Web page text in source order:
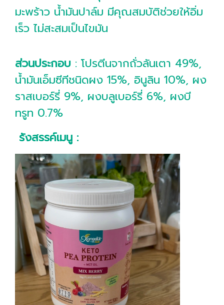
มะพร้าว น้ำมันปาล์ม มีคุณสมบัติช่วยให้อิ่ม
เร็ว ไม่สะสมเป็นไขมัน
ส่วนประกอบ : โปรตีนจากถั่วลันเตา 49%,
น้ำมันเอ็มซีทีชนิดผง 15%, อินูลิน 10%, ผง
ราสเบอร์รี่ 9%, ผงบลูเบอร์รี่ 6%, ผงบี
ทรูท 0.7%
รังสรรค์เมนู :